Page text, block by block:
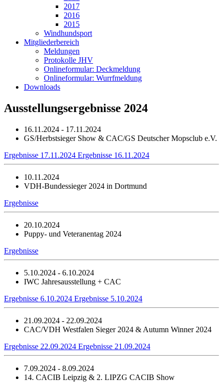
2017
2016
2015
Windhundsport
Mitgliederbereich
Meldungen
Protokolle JHV
Onlineformular: Deckmeldung
Onlineformular: Wurrfmeldung
Downloads
Ausstellungsergebnisse 2024
16.11.2024 - 17.11.2024
GS/Herbstsieger Show & CAC/GS Deutscher Mopsclub e.V.
Ergebnisse 17.11.2024 Ergebnisse 16.11.2024
10.11.2024
VDH-Bundessieger 2024 in Dortmund
Ergebnisse
20.10.2024
Puppy- und Veteranentag 2024
Ergebnisse
5.10.2024 - 6.10.2024
IWC Jahresausstellung + CAC
Ergebnisse 6.10.2024 Ergebnisse 5.10.2024
21.09.2024 - 22.09.2024
CAC/VDH Westfalen Sieger 2024 & Autumn Winner 2024
Ergebnisse 22.09.2024 Ergebnisse 21.09.2024
7.09.2024 - 8.09.2024
14. CACIB Leipzig & 2. LIPZG CACIB Show